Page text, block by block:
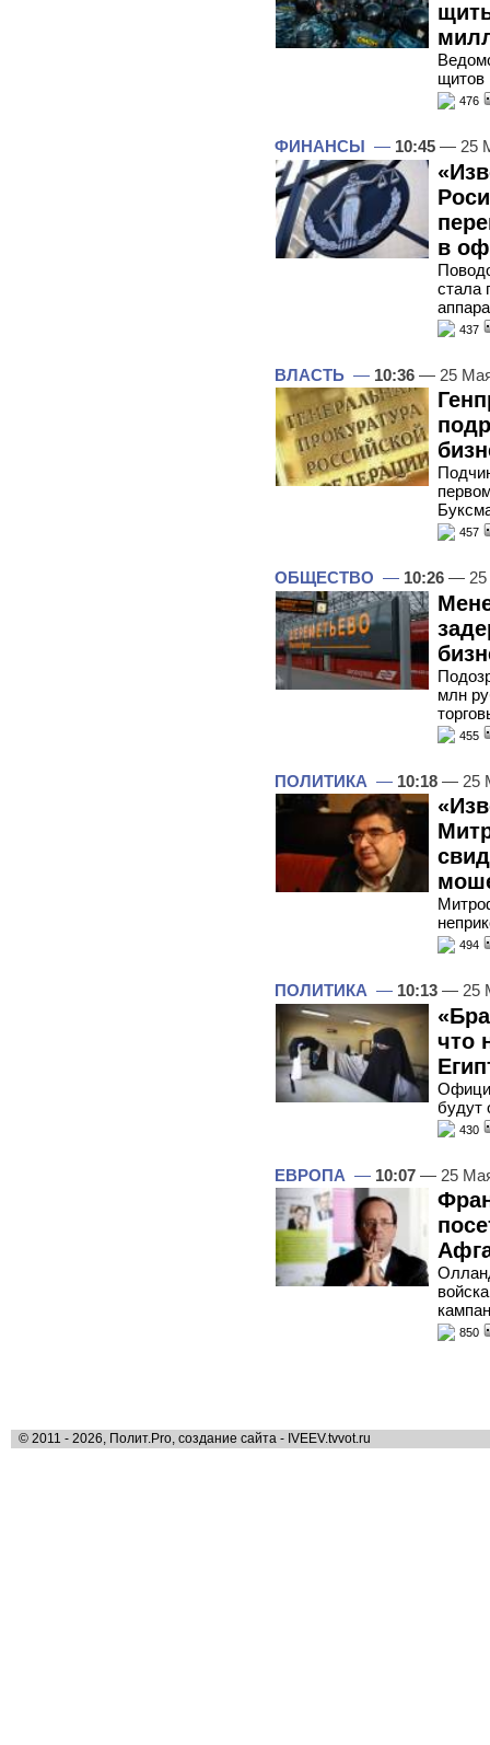
щитов
476
ФИНАНСЫ — 10:45 — 25
в
стала
437
ВЛАСТЬ — 10:36 — 25
457
ОБЩЕСТВО — 10:26 — 25
млн
455
ПОЛИТИКА — 10:18 — 25
494
ПОЛИТИКА — 10:13 — 25
что
будут
430
ЕВРОПА — 10:07 — 25
850
© 2011 - 2026, Полит.Pro, создание сайта - IVEEV.tvvot.ru